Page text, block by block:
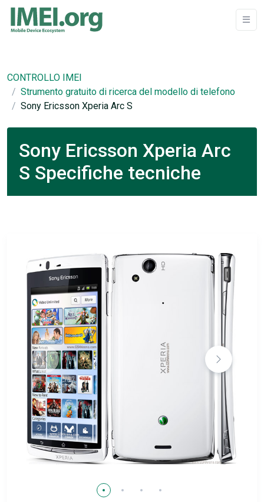
CONTROLLO IMEI
Strumento gratuito di ricerca del modello di telefono
Sony Ericsson Xperia Arc S
Sony Ericsson Xperia Arc
S Specifiche tecniche